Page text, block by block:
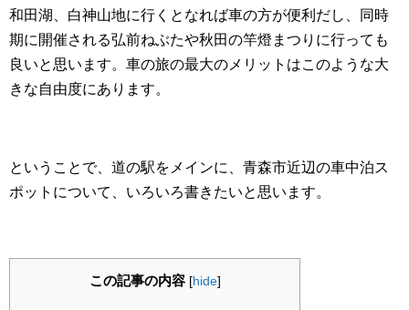
和田湖、白神山地に行くとなれば車の方が便利だし、同時
期に開催される弘前ねぶたや秋田の竿燈まつりに行っても
良いと思います。車の旅の最大のメリットはこのような大
きな自由度にあります。
ということで、道の駅をメインに、青森市近辺の車中泊ス
ポットについて、いろいろ書きたいと思います。
この記事の内容 [hide]